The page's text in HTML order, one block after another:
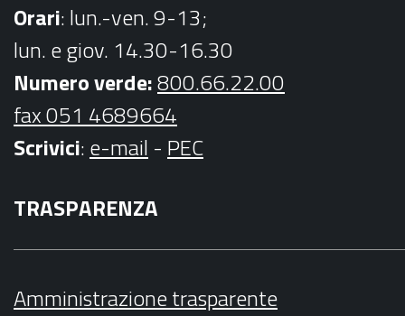
Orari: lun.-ven. 9-13;
lun. e giov. 14.30-16.30
Numero verde:800.66.22.00
fax 051 4689664
Scrivici:e-mail - PEC
TRASPARENZA
Amministrazione trasparente